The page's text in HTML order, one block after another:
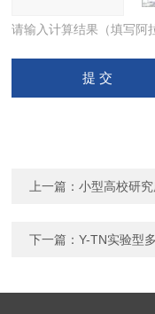
请输入计算结果（填写阿
上一篇：小型高校研
下一篇：Y-TN实验型